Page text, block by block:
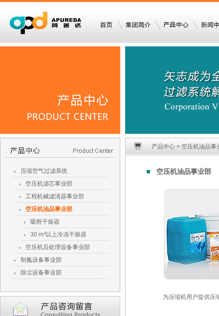
压缩空气过滤系统
空压机滤芯事业部
工程机械滤清器事业部
空压机油品事业部
吸附干燥器
30 m³以上冷冻干燥器
空压机后处理设备事业部
制氮设备事业部
除尘设备事业部
产品中心 > 空压机油品事
空压机油品事业部
为压缩机用户提供压